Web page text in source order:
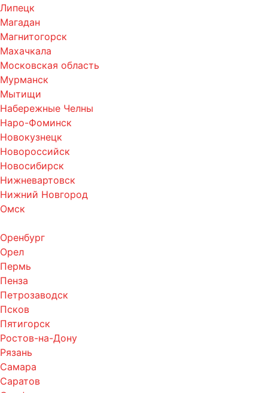
Липецк
Магадан
Магнитогорск
Махачкала
Московская область
Мурманск
Мытищи
Набережные Челны
Наро-Фоминск
Новокузнецк
Новороссийск
Новосибирск
Нижневартовск
Нижний Новгород
Омск
Оренбург
Орел
Пермь
Пенза
Петрозаводск
Псков
Пятигорск
Ростов-на-Дону
Рязань
Самара
Саратов